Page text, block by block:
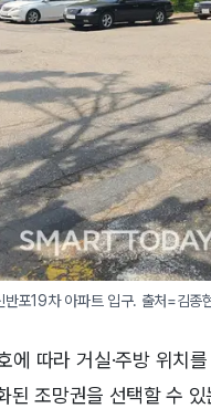
반포19차 아파트 입구. 출처=김종
에 따라 거실·주방 위치
된 조망권을 선택할 수 있